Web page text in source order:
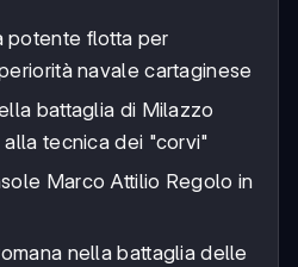
potente flotta per
navale cartaginese
battaglia di Milazzo
tecnica dei "corvi"
Marco Attilio Regolo in
nella battaglia delle